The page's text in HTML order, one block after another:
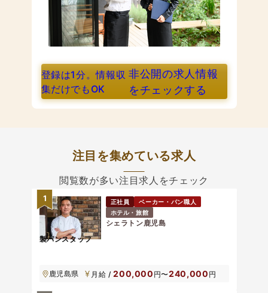
登録は1分。情報収
集だけでもOK
非公開の求人情報
をチェックする
注目を集めている求人
閲覧数が多い注目求人をチェック
1 正社員
ベーカー・パン職人
ホテル・旅館
シェラトン鹿児島
鹿児島県 月給 /200,000 円〜240,000 円
製パンスタッフ